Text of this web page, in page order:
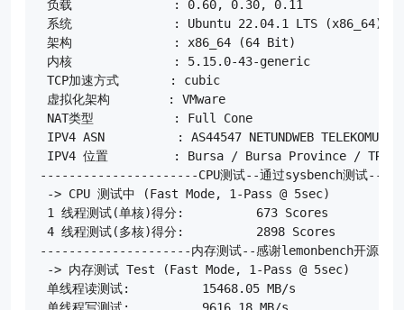
负载              : 0.60, 0.30, 0.11
系统              : Ubuntu 22.04.1 LTS (x86_64)
架构              : x86_64 (64 Bit)
内核              : 5.15.0-43-generic
TCP加速方式       : cubic
虚拟化架构        : VMware
NAT类型           : Full Cone
IPV4 ASN          : AS44547 NETUNDWEB
IPV4 位置         : Bursa / Bursa Province / TR
----------------------CPU测试--通过sysbench测
-> CPU 测试中 (Fast Mode, 1-Pass @ 5sec)
1 线程测试(单核)得分:          673 Scores
4 线程测试(多核)得分:          2898 Scores
---------------------内存测试--感谢lemonbench开
-> 内存测试 Test (Fast Mode, 1-Pass @ 5sec)
单线程读测试:          15468.05 MB/s